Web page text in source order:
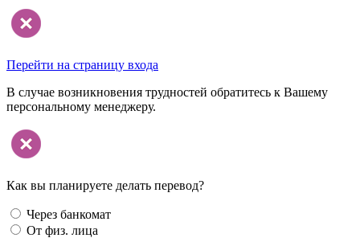
Перейти на страницу входа
В случае возникновения трудностей обратитесь к Вашему
персональному менеджеру.
Как вы планируете делать перевод?
Через банкомат
От физ. лица